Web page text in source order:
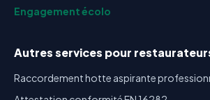
Engagement écolo
Autres services pour
Raccordement hotte aspirante